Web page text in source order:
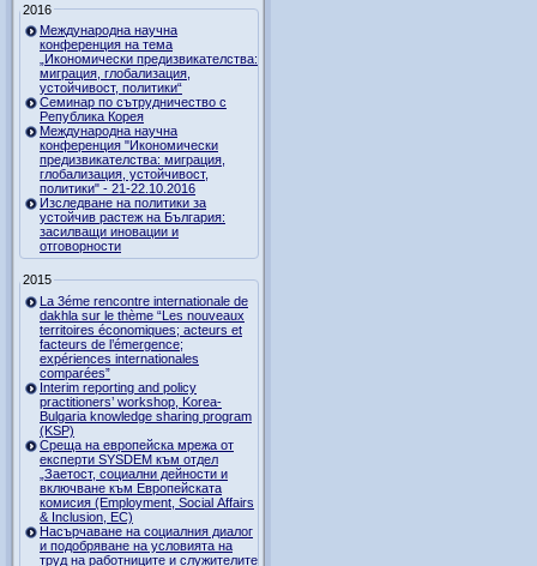
2016
Международна научна
конференция на тема
„Икономически предизвикателства:
миграция, глобализация,
устойчивост, политики“
Семинар по сътрудничество с
Република Корея
Международна научна
конференция "Икономически
предизвикателства: миграция,
глобализация, устойчивост,
политики" - 21-22.10.2016
Изследване на политики за
устойчив растеж на България:
засилващи иновации и
отговорности
2015
La 3éme rencontre internationale de
dakhla sur le thème “Les nouveaux
territoires économiques; acteurs et
facteurs de l’émergence;
expériences internationales
comparées”
Interim reporting and policy
practitioners’ workshop, Korea-
Bulgaria knowledge sharing program
(KSP)
Среща на европейска мрежа от
експерти SYSDEM към отдел
„Заетост, социални дейности и
включване към Европейската
комисия (Employment, Social Affairs
& Inclusion, ЕС)
Насърчаване на социалния диалог
и подобряване на условията на
труд на работниците и служителите